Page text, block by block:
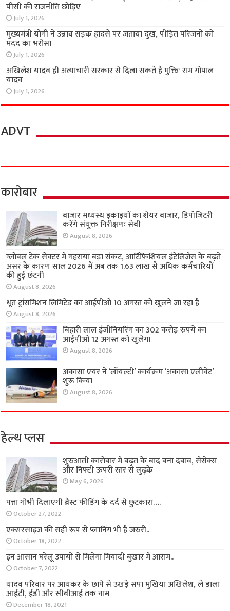
पीसी की राजनीति छोड़िए
July 1, 2026
मुख्यमंत्री योगी ने उन्नाव सड़क हादसे पर जताया दुख, पीड़ित परिजनों को
मदद का भरोसा
July 1, 2026
अखिलेश यादव ही अत्याचारी सरकार से दिला सकते हैं मुक्तिः राम गोपाल
यादव
July 1, 2026
ADVT
कारोबार
बाजार मध्यस्थ इकाइयों का शेयर बाजार, डिपॉजिटरी
करेंगे संयुक्त निरीक्षणः सेबी
August 8, 2026
ग्लोबल टेक सेक्टर में गहराया बड़ा संकट, आर्टिफिशियल इंटेलिजेंस के बढ़ते
असर के कारण साल 2026 में अब तक 1.63 लाख से अधिक कर्मचारियों
की हुई छंटनी
August 8, 2026
धूत ट्रांसमिशन लिमिटेड का आईपीओ 10 अगस्त को खुलने जा रहा है
August 8, 2026
बिहारी लाल इंजीनियरिंग का 302 करोड़ रुपये का
आईपीओ 12 अगस्त को खुलेगा
August 8, 2026
अकासा एयर ने ‘लॉयल्टी’ कार्यक्रम ‘अकासा एलीवेट’
शुरू किया
August 8, 2026
हेल्थ प्लस
शुरुआती कारोबार में बढ़त के बाद बना दबाव, सेंसेक्स
और निफ्टी ऊपरी स्तर से लुढ़के
May 6, 2026
पत्ता गोभी दिलाएगी ब्रैस्ट फीडिंग के दर्द से छुटकारा….
October 27, 2022
एक्सरसाइज की सही रूप से प्लानिंग भी है जरुरी..
October 18, 2022
इन आसान घरेलू उपायों से मिलेगा मियादी बुखार में आराम..
October 7, 2022
यादव परिवार पर आयकर के छापे से उखड़े सपा मुखिया अखिलेश, ले डाला
आईटी, ईडी और सीबीआई तक नाम
December 18, 2021